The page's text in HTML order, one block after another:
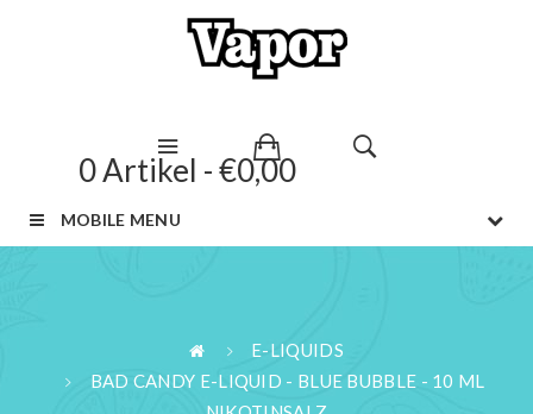
0 Artikel - €0,00
MOBILE MENU
E-LIQUIDS
BAD CANDY E-LIQUID - BLUE BUBBLE - 10 ML